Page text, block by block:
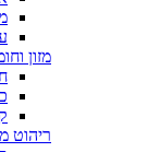
מזון
ריהוט